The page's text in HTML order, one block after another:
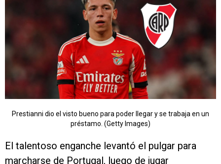
Prestianni dio el visto bueno para poder llegar y se trabaja en un
préstamo. (Getty Images)
El talentoso enganche levantó el pulgar para
marcharse de Portugal, luego de jugar